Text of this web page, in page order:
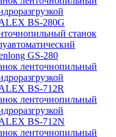
BS-280G
станок
GS-280
ленточнопильный
BS-712R
ленточнопильный
BS-712N
ленточнопильный